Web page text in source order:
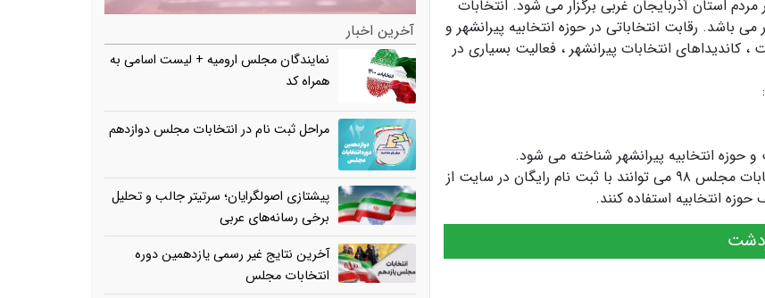
استان آذربایجان غربی برگزار می شود. انتخابات
می باشد. رقابت انتخاباتی در حوزه انتخابیه پیرانشهر و
، کاندیداهای انتخابات پیرانشهر ، فعالیت بسیاری در
و حوزه انتخابیه پیرانشهر شناخته می شود.
کاندیداها و سیاستمداران انتخابات مجلس یازدهم یا انتخابات مجلس ۹۸ می توانند با ثبت نام رایگان در سایت از
انتخابیه استفاده کنند.
آخرین اخبار
نمایندگان مجلس ارومیه + لیست اسامی به
همراه کد
مراحل ثبت نام در انتخابات مجلس دوازدهم
پیشتازی اصولگرایان؛ سرتیتر جالب و تحلیل
برخی رسانه‌های عربی
آخرین نتایج غیر رسمی یازدهمین دوره
انتخابات مجلس